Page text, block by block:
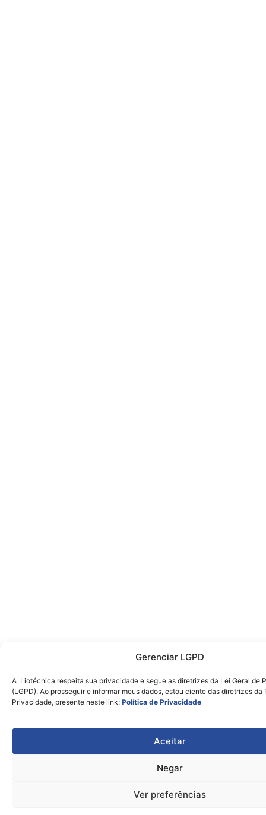
Gerenciar LGPD
A Liotécnica respeita sua privacidade e segue as diretrizes da Lei Geral de
(LGPD). Ao prosseguir e informar meus dados, estou ciente das diretrizes da
Privacidade, presente neste link: Política de Privacidade
Aceitar
Negar
Ver preferências